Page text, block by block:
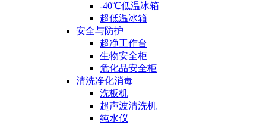
-40℃低温冰箱
超低温冰箱
安全与防护
超净工作台
生物安全柜
危化品安全柜
清洗净化消毒
洗板机
超声波清洗机
纯水仪